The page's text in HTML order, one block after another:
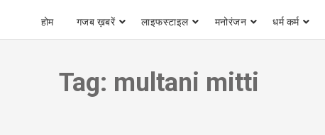
होम गजब ख़बरें लाइफस्टाइल मनोरंजन धर्म कर्म
Tag: multani mitti